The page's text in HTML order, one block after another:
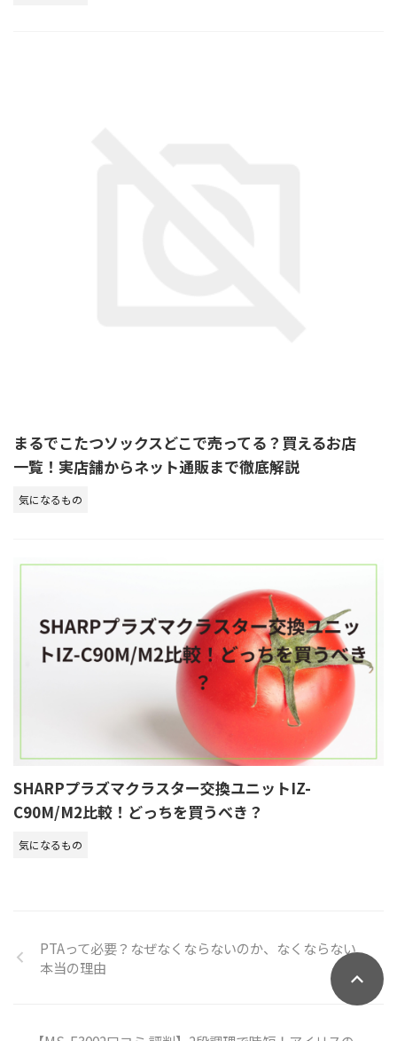
まるでこたつソックスどこで売ってる？買えるお店
一覧！実店舗からネット通販まで徹底解説
気になるもの
SHARPプラズマクラスター交換ユニットIZ-
C90M/M2比較！どっちを買うべき？
気になるもの
PTAって必要？なぜなくならないのか、なくならない
本当の理由